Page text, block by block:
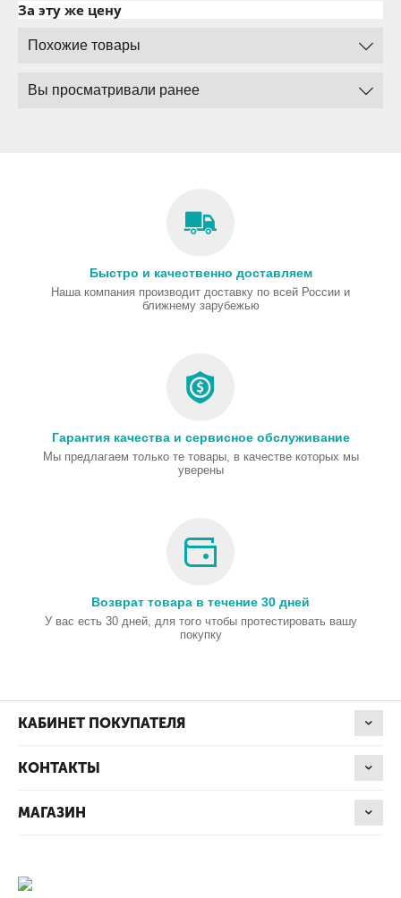
За эту же цену
Похожие товары
Вы просматривали ранее
Быстро и качественно доставляем
Наша компания производит доставку по всей России и
ближнему зарубежью
Гарантия качества и сервисное обслуживание
Мы предлагаем только те товары, в качестве которых мы
уверены
Возврат товара в течение 30 дней
У вас есть 30 дней, для того чтобы протестировать вашу
покупку
КАБИНЕТ ПОКУПАТЕЛЯ
КОНТАКТЫ
МАГАЗИН